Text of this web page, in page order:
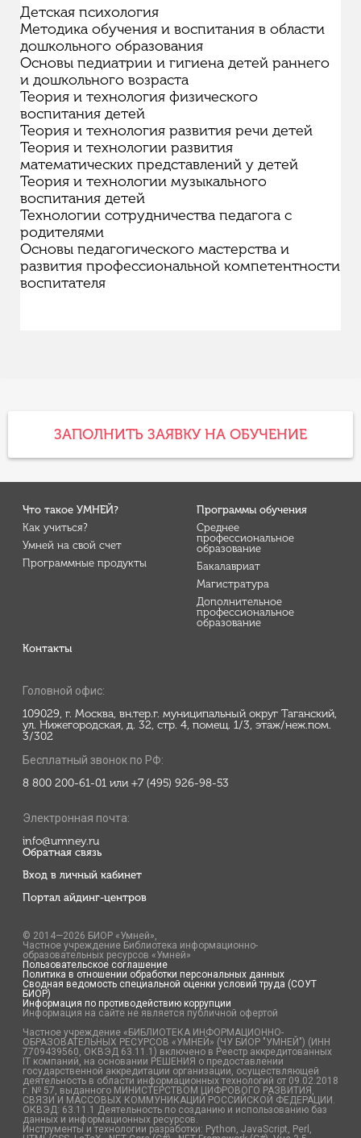
Детская психология
Методика обучения и воспитания в области
дошкольного образования
Основы педиатрии и гигиена детей раннего
и дошкольного возраста
Теория и технология физического
воспитания детей
Теория и технология развития речи детей
Теория и технологии развития
математических представлений у детей
Теория и технологии музыкального
воспитания детей
Технологии сотрудничества педагога с
родителями
Основы педагогического мастерства и
развития профессиональной компетентности
воспитателя
ЗАПОЛНИТЬ ЗАЯВКУ НА ОБУЧЕНИЕ
Что такое УМНЕЙ?
Как учиться?
Умней на свой счет
Программные продукты
Программы обучения
Среднее
профессиональное
образование
Бакалавриат
Магистратура
Дополнительное
профессиональное
образование
Контакты
Головной офис:
109029, г. Москва, вн.тер.г. муниципальный округ Таганский,
ул. Нижегородская, д. 32, стр. 4, помещ. 1/3, этаж/неж.пом.
3/302
Бесплатный звонок по РФ:
8 800 200-61-01 или +7 (495) 926-98-53
Электронная почта:
info@umney.ru
Обратная связь
Вход в личный кабинет
Портал айдинг-центров
© 2014—2026 БИОР «Умней»,
Частное учреждение Библиотека информационно-
образовательных ресурсов «Умней»
Пользовательское соглашение
Политика в отношении обработки персональных данных
Сводная ведомость специальной оценки условий труда (СОУТ
БИОР)
Информация по противодействию коррупции
Информация на сайте не является публичной офертой
Частное учреждение «БИБЛИОТЕКА ИНФОРМАЦИОННО-
ОБРАЗОВАТЕЛЬНЫХ РЕСУРСОВ «УМНЕЙ» (ЧУ БИОР "УМНЕЙ") (ИНН
7709439560, ОКВЭД 63.11.1) включено в Реестр аккредитованных
IT компаний, на основании РЕШЕНИЯ о предоставлении
государственной аккредитации организации, осуществляющей
деятельность в области информационных технологий от 09.02.2018
г. № 57, выданного МИНИСТЕРСТВОМ ЦИФРОВОГО РАЗВИТИЯ,
СВЯЗИ И МАССОВЫХ КОММУНИКАЦИЙ РОССИЙСКОЙ ФЕДЕРАЦИИ.
ОКВЭД: 63.11.1 Деятельность по созданию и использованию баз
данных и информационных ресурсов.
Инструменты и технологии разработки: Python, JavaScript, Perl,